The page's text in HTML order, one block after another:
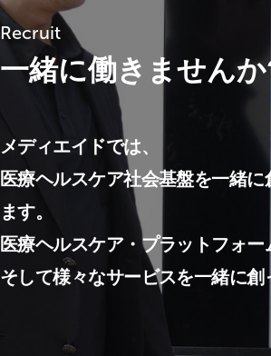
Recruit
一緒に働きません
メディエイドでは、
医療ヘルスケア社会基盤を一緒
ます。
医療ヘルスケア・プラットフォー
そして様々なサービスを一緒に創